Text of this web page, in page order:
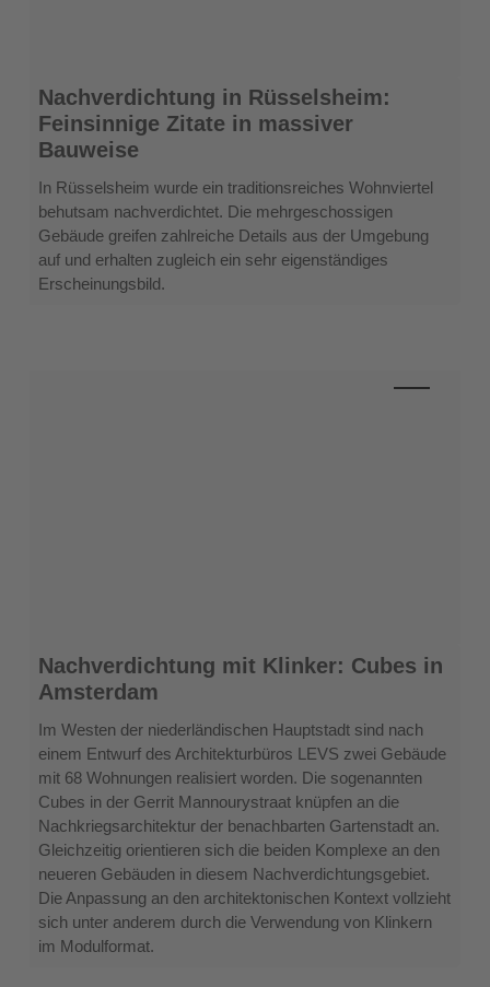
Nachverdichtung
in
Rüsselsheim:
Feinsinnige
Zitate
in
Bauweise
Nachverdichtung in Rüsselsheim:
Feinsinnige Zitate in massiver
Bauweise
In Rüsselsheim wurde ein traditionsreiches Wohnviertel
behutsam nachverdichtet. Die mehrgeschossigen
Gebäude greifen zahlreiche Details aus der Umgebung
auf und erhalten zugleich ein sehr eigenständiges
Erscheinungsbild.
Nachverdichtung
mit
Klinker:
Cubes
Amsterdam
Nachverdichtung mit Klinker: Cubes in
Amsterdam
Im Westen der niederländischen Hauptstadt sind nach
einem Entwurf des Architekturbüros LEVS zwei Gebäude
mit 68 Wohnungen realisiert worden. Die sogenannten
Cubes in der Gerrit Mannourystraat knüpfen an die
Nachkriegsarchitektur der benachbarten Gartenstadt an.
Gleichzeitig orientieren sich die beiden Komplexe an den
neueren Gebäuden in diesem Nachverdichtungsgebiet.
Die Anpassung an den architektonischen Kontext vollzieht
sich unter anderem durch die Verwendung von Klinkern
im Modulformat.